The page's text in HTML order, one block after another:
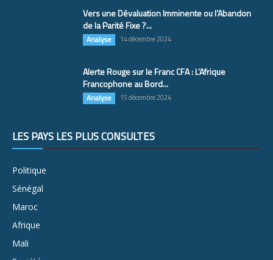
Vers une Dévaluation Imminente ou l’Abandon
de la Parité Fixe ?...
Analyse 14 décembre 2024
Alerte Rouge sur le Franc CFA : L’Afrique
Francophone au Bord...
Analyse 15 décembre 2024
LES PAYS LES PLUS CONSULTÉS
Politique
Sénégal
Maroc
Afrique
Mali